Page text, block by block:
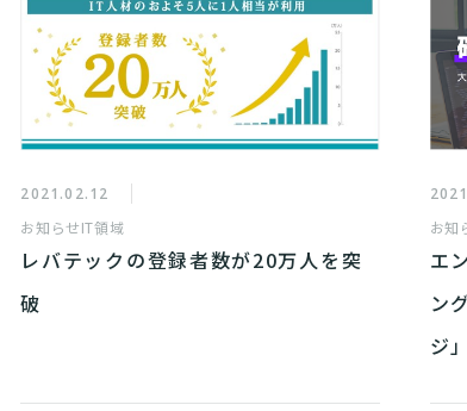
2021.02.12
お知らせIT領域
レバテックの登録者数が20万人を突
破
お知
エ
ン
ジ